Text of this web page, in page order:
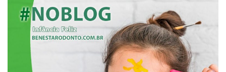
Depoimentos
Dicas